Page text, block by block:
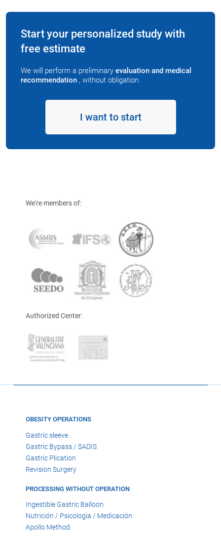
Start your personalized study with
free estimate
We will perform a preliminary evaluation and medical
recommendation , without obligation.
I want to start
We're members of:
Authorized Center:
OBESITY OPERATIONS
Gastric sleeve
Gastric Bypass / SADIS
Gastric Plication
Revision Surgery
PROCESSING WITHOUT OPERATION
Ingestible Gastric Balloon
Nutrición / Psicología / Medicación
Apollo Method